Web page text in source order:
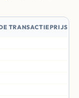
TRANSACTIEPRIJS